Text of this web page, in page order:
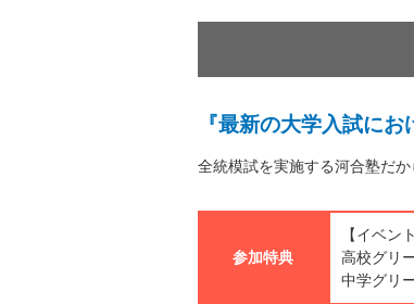
『最新の大学入試に
全統模試を実施する河合塾だ
参加特典
【イベ
高校グリ
中学グリ